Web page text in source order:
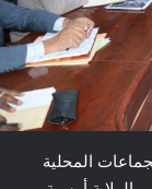
المحلية